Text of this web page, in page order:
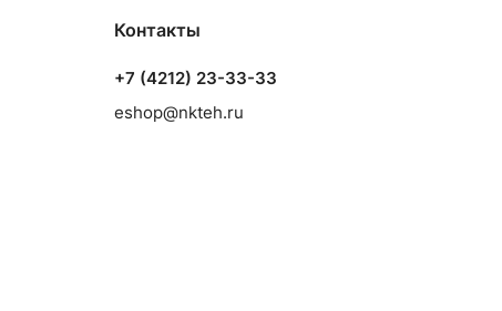
Контакты
+7 (4212) 23-33-33
eshop@nkteh.ru